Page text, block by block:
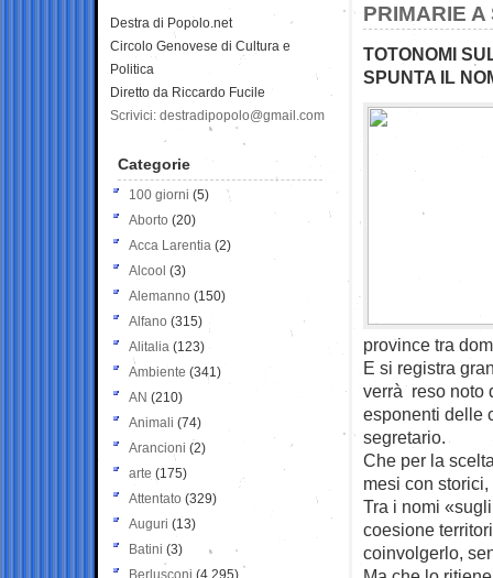
PRIMARIE A
TOTONOMI
SPUNTA IL
province tra
E si registra
verrà reso noto
esponenti delle
segretario.
Che per la
mesi con
Tra i nomi
coesione
coinvolgerlo,
Destra di Popolo.net
Circolo Genovese di Cultura e
Politica
Diretto da Riccardo Fucile
Scrivici: destradipopolo@gmail.com
Categorie
100 giorni (5)
Aborto (20)
Acca Larentia (2)
Alcool (3)
Alemanno (150)
Alfano (315)
Alitalia (123)
Ambiente (341)
AN (210)
Animali (74)
Arancioni (2)
arte (175)
Attentato (329)
Auguri (13)
Batini (3)
Berlusconi (4.295)